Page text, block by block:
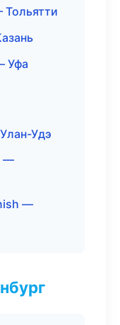
Уфа
Удэ
—
—